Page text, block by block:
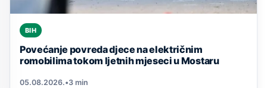
BIH
Povećanje povreda djece na električnim
romobilima tokom ljetnih mjeseci u Mostaru
05.08.2026.•3 min